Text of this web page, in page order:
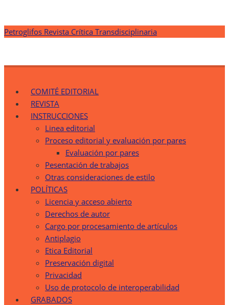
Saltar
Petroglifos Revista Crítica Transdisciplinaria
COMITÉ EDITORIAL
REVISTA
INSTRUCCIONES
Linea editorial
Proceso editorial y evaluación por pares
Evaluación por pares
Pesentación de trabajos
Otras consideraciones de estilo
POLÍTICAS
Licencia y acceso abierto
Derechos de autor
Cargo por procesamiento de artículos
Antiplagio
Etica Editorial
Preservación digital
Privacidad
Uso de protocolo de interoperabilidad
GRABADOS